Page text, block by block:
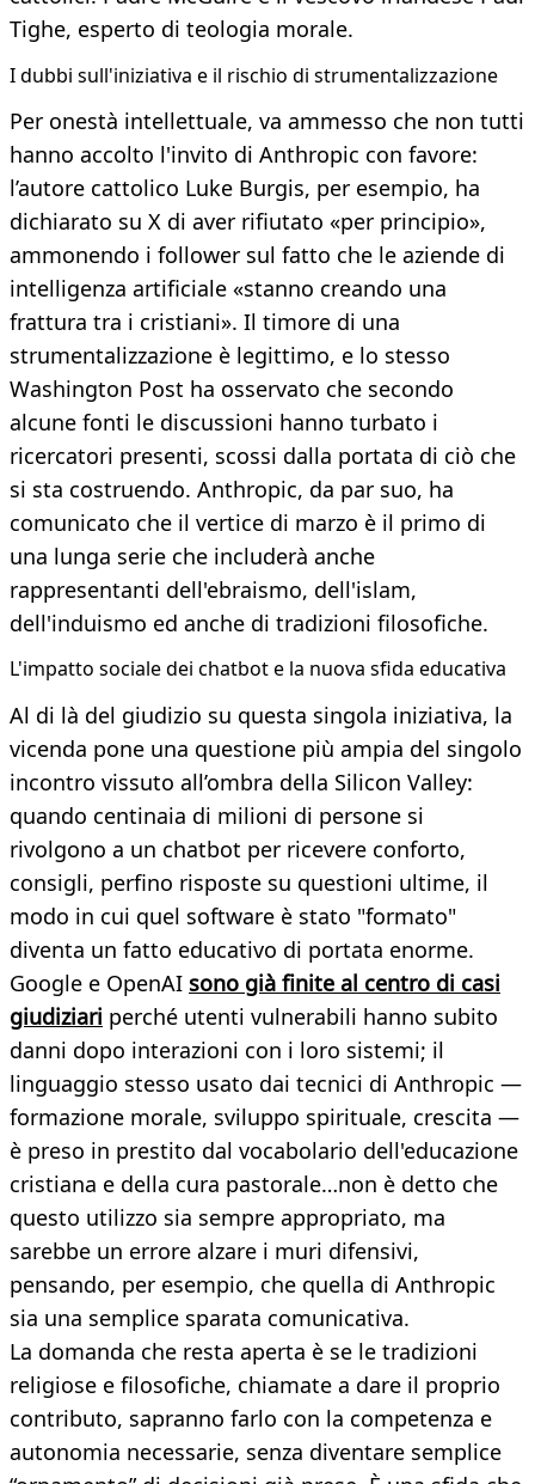
Tighe, esperto di teologia morale.
I dubbi sull'iniziativa e il rischio di strumentalizzazione
Per onestà intellettuale, va ammesso che non tutti
hanno accolto l'invito di Anthropic con favore:
l’autore cattolico Luke Burgis, per esempio, ha
dichiarato su X di aver rifiutato «per principio»,
ammonendo i follower sul fatto che le aziende di
intelligenza artificiale «stanno creando una
frattura tra i cristiani». Il timore di una
strumentalizzazione è legittimo, e lo stesso
Washington Post ha osservato che secondo
alcune fonti le discussioni hanno turbato i
ricercatori presenti, scossi dalla portata di ciò che
si sta costruendo. Anthropic, da par suo, ha
comunicato che il vertice di marzo è il primo di
una lunga serie che includerà anche
rappresentanti dell'ebraismo, dell'islam,
dell'induismo ed anche di tradizioni filosofiche.
L'impatto sociale dei chatbot e la nuova sfida educativa
Al di là del giudizio su questa singola iniziativa, la
vicenda pone una questione più ampia del singolo
incontro vissuto all’ombra della Silicon Valley:
quando centinaia di milioni di persone si
rivolgono a un chatbot per ricevere conforto,
consigli, perfino risposte su questioni ultime, il
modo in cui quel software è stato "formato"
diventa un fatto educativo di portata enorme.
Google e OpenAI sono già finite al centro di casi
giudiziari perché utenti vulnerabili hanno subito
danni dopo interazioni con i loro sistemi; il
linguaggio stesso usato dai tecnici di Anthropic —
formazione morale, sviluppo spirituale, crescita —
è preso in prestito dal vocabolario dell'educazione
cristiana e della cura pastorale…non è detto che
questo utilizzo sia sempre appropriato, ma
sarebbe un errore alzare i muri difensivi,
pensando, per esempio, che quella di Anthropic
sia una semplice sparata comunicativa.
La domanda che resta aperta è se le tradizioni
religiose e filosofiche, chiamate a dare il proprio
contributo, sapranno farlo con la competenza e
autonomia necessarie, senza diventare semplice